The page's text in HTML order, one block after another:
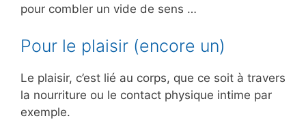
pour combler un vide de sens …
Pour le plaisir (encore un)
Le plaisir, c’est lié au corps, que ce soit à travers
la nourriture ou le contact physique intime par
exemple.